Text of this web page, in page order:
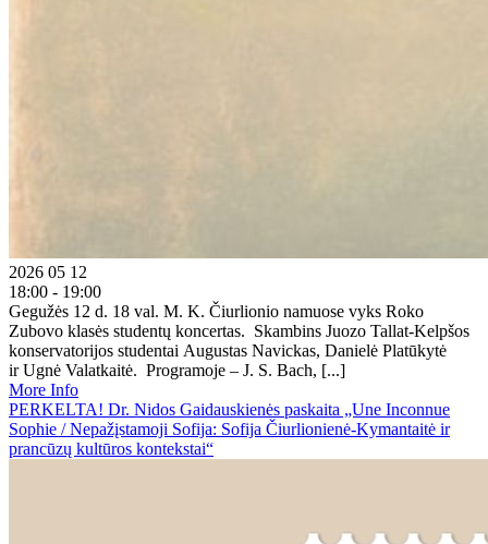
2026 05 12
18:00 - 19:00
Gegužės 12 d. 18 val. M. K. Čiurlionio namuose vyks Roko
Zubovo klasės studentų koncertas. Skambins Juozo Tallat-Kelpšos
konservatorijos studentai Augustas Navickas, Danielė Platūkytė
ir Ugnė Valatkaitė. Programoje – J. S. Bach, [...]
More Info
PERKELTA! Dr. Nidos Gaidauskienės paskaita „Une Inconnue
Sophie / Nepažįstamoji Sofija: Sofija Čiurlionienė-Kymantaitė ir
prancūzų kultūros kontekstai“